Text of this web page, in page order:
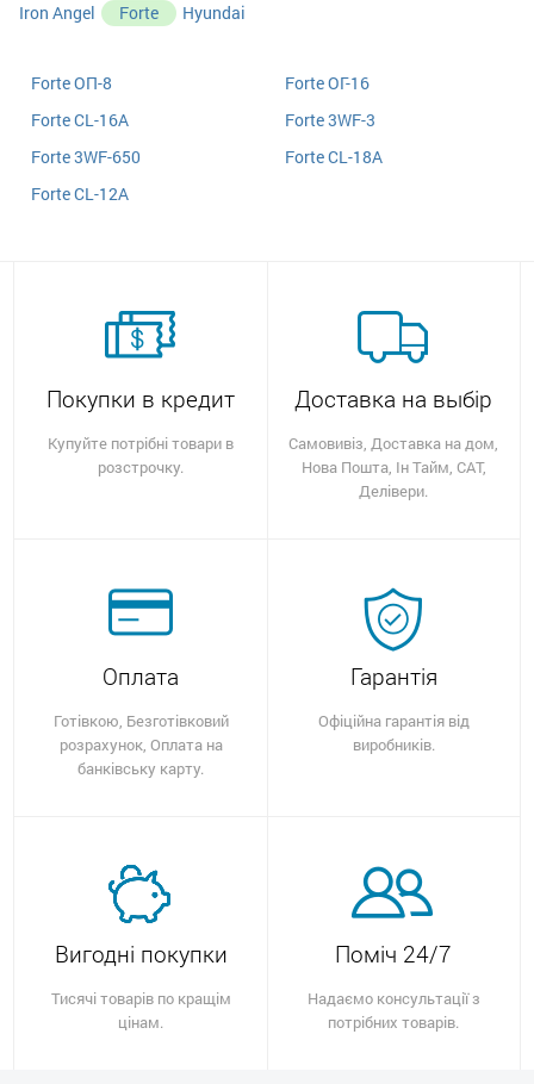
Iron Angel Forte Hyundai
Forte ОП-8
Forte ОГ-16
Forte CL-16A
Forte 3WF-3
Forte 3WF-650
Forte CL-18A
Forte CL-12A
Покупки в кредит
Купуйте потрібні товари в
розстрочку.
Доставка на выбір
Самовивіз, Доставка на дом,
Нова Пошта, Ін Тайм, САТ,
Делівери.
Оплата
Готівкою, Безготівковий
розрахунок, Оплата на
банківську карту.
Гарантія
Офіційна гарантія від
виробників.
Вигодні покупки
Тисячі товарів по кращім
цінам.
Поміч 24/7
Надаємо консультації з
потрібних товарів.